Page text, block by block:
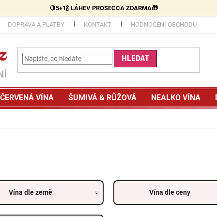
🍋5+1🍾 LÁHEV PROSECCA ZDARMA🎁
DOPRAVA A PLATBY KONTAKT HODNOCENÍ OBCHODU
HLEDAT
ČERVENÁ VÍNA ŠUMIVÁ & RŮŽOVÁ NEALKO VÍNA
Vína dle země Vína dle ceny